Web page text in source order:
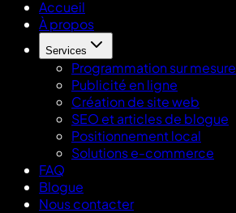
Accueil
À propos
Services
Programmation sur mesure
Publicité en ligne
Création de site web
SEO et articles de blogue
Positionnement local
Solutions e-commerce
FAQ
Blogue
Nous contacter